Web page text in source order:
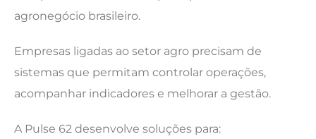
agronegócio brasileiro.
Empresas ligadas ao setor agro precisam de
sistemas que permitam controlar operações,
acompanhar indicadores e melhorar a gestão.
A Pulse 62 desenvolve soluções para: